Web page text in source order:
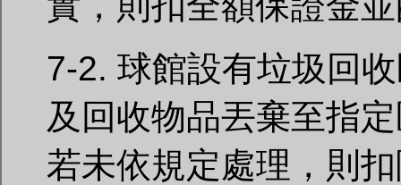
7-2. 球館設有垃圾回
及回收物品丟棄至指
若未依規定處理，則